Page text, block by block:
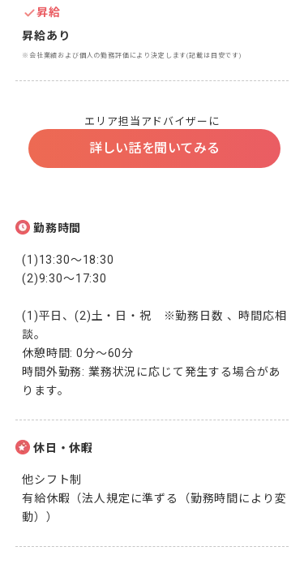
昇給
昇給あり
※会社業績および個人の勤務評価により決定します(記載は目安です)
エリア担当アドバイザーに
詳しい話を聞いてみる
勤務時間
(1)13:30～18:30
(2)9:30～17:30
(1)平日、(2)土・日・祝　※勤務日数 、時間応相
談。
休憩時間: 0分～60分
時間外勤務: 業務状況に応じて発生する場合があ
ります。
休日・休暇
他シフト制
有給休暇（法人規定に準ずる（勤務時間により変
動））